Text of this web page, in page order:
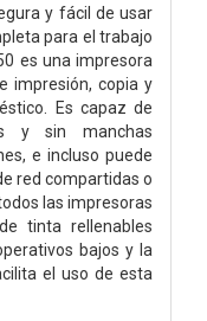
y fácil de usar
para el trabajo
es una impresora
impresión, copia y
Es capaz de
y sin manchas
e incluso puede
red compartidas o
las impresoras
tinta rellenables
bajos y la
el uso de esta